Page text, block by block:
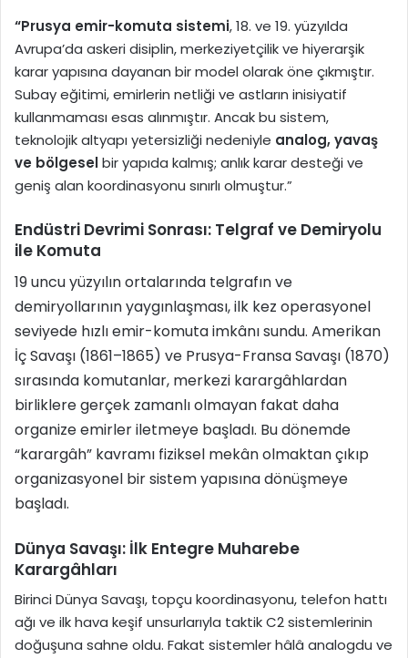
“Prusya emir-komuta sistemi, 18. ve 19. yüzyılda
Avrupa’da askeri disiplin, merkeziyetçilik ve hiyerarşik
karar yapısına dayanan bir model olarak öne çıkmıştır.
Subay eğitimi, emirlerin netliği ve astların inisiyatif
kullanmaması esas alınmıştır. Ancak bu sistem,
teknolojik altyapı yetersizliği nedeniyle analog, yavaş
ve bölgeselbir yapıda kalmış; anlık karar desteği ve
geniş alan koordinasyonu sınırlı olmuştur.”
Endüstri Devrimi Sonrası: Telgraf ve Demiryolu
ile Komuta
19 uncu yüzyılın ortalarında telgrafın ve
demiryollarının yaygınlaşması, ilk kez operasyonel
seviyede hızlı emir-komuta imkânı sundu. Amerikan
İç Savaşı (1861–1865) ve Prusya-Fransa Savaşı (1870)
sırasında komutanlar, merkezi karargâhlardan
birliklere gerçek zamanlı olmayan fakat daha
organize emirler iletmeye başladı. Bu dönemde
“karargâh” kavramı fiziksel mekân olmaktan çıkıp
organizasyonel bir sistem yapısına dönüşmeye
başladı.
Dünya Savaşı: İlk Entegre Muharebe
Karargâhları
Birinci Dünya Savaşı, topçu koordinasyonu, telefon hattı
ağı ve ilk hava keşif unsurlarıyla taktik C2 sistemlerinin
doğuşuna sahne oldu. Fakat sistemler hâlâ analogdu ve